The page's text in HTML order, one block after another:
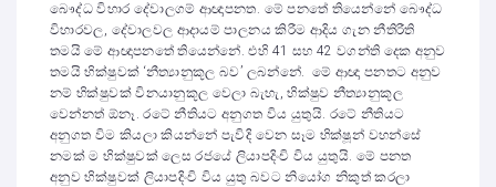
බෞද්ධ විහාර දේවාලගම් ආඥාපනත. මේ පනතේ තියෙන්නේ බෞද්ධ
විහාරවල, දේවාලවල ආදායම් පාලනය කිරීම ආදිය ගැන නීතිරීති
තමයි මේ ආඥාපනතේ තියෙන්නේ. එහි 41 සහ 42 වගන්ති දෙක අනුව
තමයි භික්ෂුවක් ‘නීත්‍යානුකූල බව’ ලබන්නේ. මේ ආඥා පනතට අනුව
නම් භික්ෂුවක් විනයානුකූල වෙලා බැහැ, භික්ෂුව නීත්‍යානුකූල
වෙන්නත් ඕනෑ. රටේ නීතියට අනුගත විය යුතුයි. රටේ නීතියට
අනුගත විම කියලා කියන්නේ පැවිදි වෙන සෑම භික්ෂූන් වහන්සේ
නමක් ම භික්ෂුවක් ලෙස රජයේ ලියාපදිංචි විය යුතුයි. මේ පනත
අනුව භික්ෂුවක් ලියාපදිංචි විය යුතු බවට නියෝග නිකුත් කරලා